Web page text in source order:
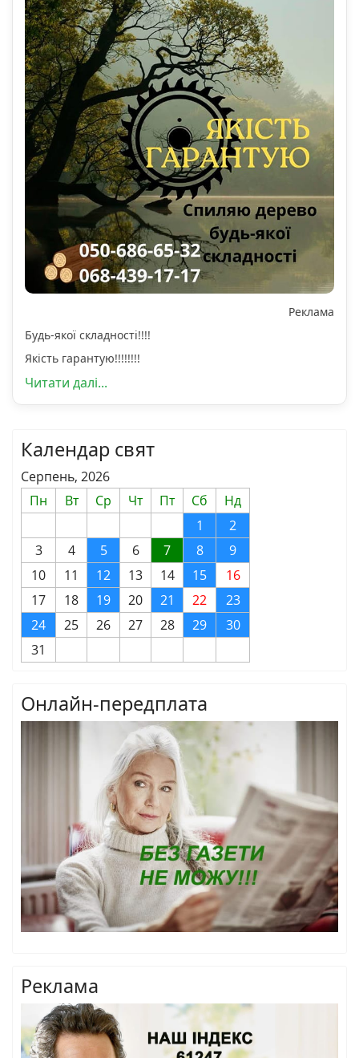
Реклама
Будь-якої складності!!!!
Якість гарантую!!!!!!!!
Читати далі...
Календар свят
Серпень, 2026
Пн
Вт Ср Чт Пт Сб
Нд
1
2
3
4 5 6 7 8
9
10
11 12 13 14 15
16
17
18 19 20 21 22
23
24
25 26 27 28 29
30
31
Онлайн-передплата
Реклама